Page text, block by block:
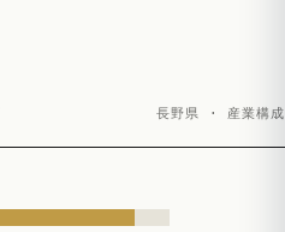
長野県 · 産業構成